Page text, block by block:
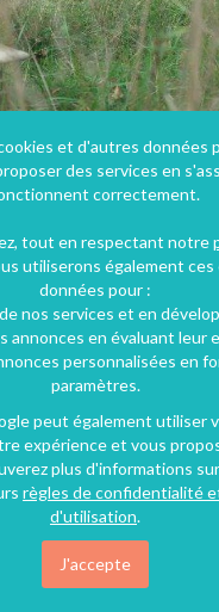
6 personnes
et d'autres données
des services en
correctement.
tout en respectant notre
utiliserons également ces
données pour :
nos services et en
annonces en évaluant leur
personnalisées en
paramètres.
peut également utiliser
expérience et vous
plus d'informations
règles de confidentialité
d'utilisation.
J'accepte